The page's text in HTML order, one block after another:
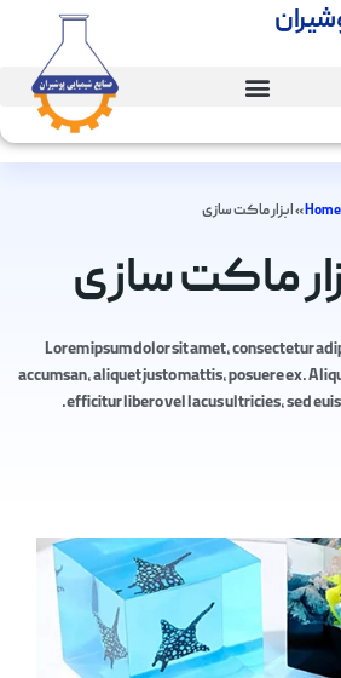
Home
»ابزار ماکت سازی
Lorem ipsum dolor sit amet, consectetur
accumsan, aliquet justo mattis, posuere ex.
efficitur libero vel lacus ultricies, sed